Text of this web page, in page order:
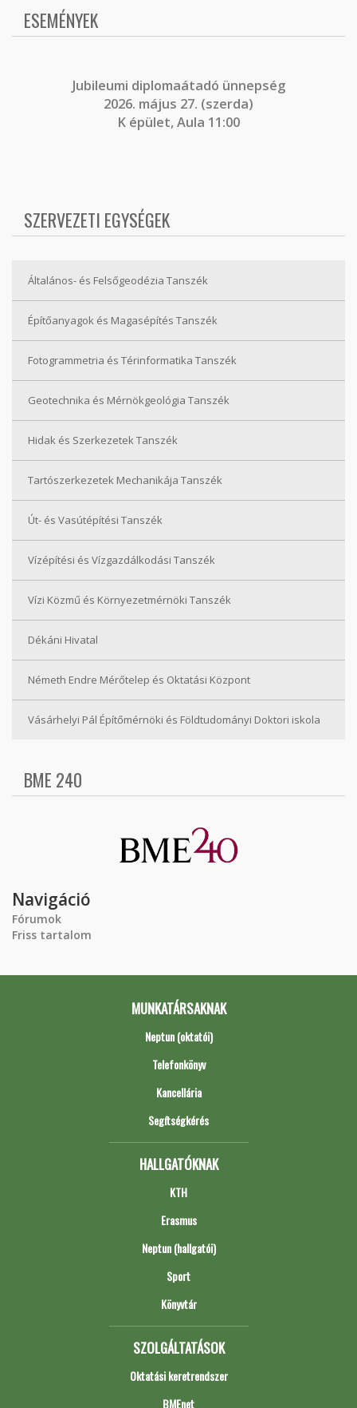
ESEMÉNYEK
Jubileumi diplomaátadó ünnepség
2026. május 27. (szerda)
K épület, Aula 11:00
SZERVEZETI EGYSÉGEK
Általános- és Felsőgeodézia Tanszék
Építőanyagok és Magasépítés Tanszék
Fotogrammetria és Térinformatika Tanszék
Geotechnika és Mérnökgeológia Tanszék
Hidak és Szerkezetek Tanszék
Tartószerkezetek Mechanikája Tanszék
Út- és Vasútépítési Tanszék
Vízépítési és Vízgazdálkodási Tanszék
Vízi Közmű és Környezetmérnöki Tanszék
Dékáni Hivatal
Németh Endre Mérőtelep és Oktatási Központ
Vásárhelyi Pál Építőmérnöki és Földtudományi Doktori iskola
BME 240
Navigáció
Fórumok
Friss tartalom
MUNKATÁRSAKNAK
Neptun (oktatói)
Telefonkönyv
Kancellária
Segítségkérés
HALLGATÓKNAK
KTH
Erasmus
Neptun (hallgatói)
Sport
Könyvtár
SZOLGÁLTATÁSOK
Oktatási keretrendszer
BMEnet